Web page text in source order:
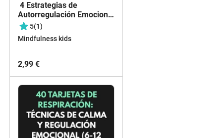
4 Estrategias de
Autorregulación Emocional
l Cuaderno Creativo (6-10
años)
5(1)
Mindfulness kids
2,99 €